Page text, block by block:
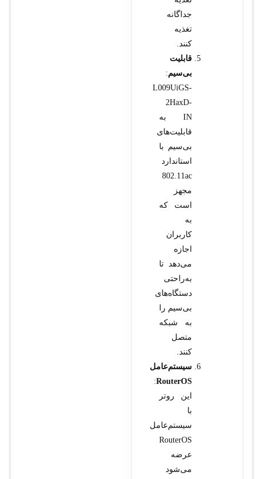
جداگانه
تغذیه
کنند.
قابلیت
بی‌سیم:
L009UiGS-
2HaxD-
IN به
قابلیت‌های
بی‌سیم با
استاندارد
802.11ac
مجهز
است که
به
کاربران
اجازه
می‌دهد تا
به‌راحتی
دستگاه‌های
بی‌سیم را
به شبکه
متصل
کنند.
سیستم‌عامل
RouterOS
:
این روتر
با
سیستم‌عامل
RouterOS
عرضه
می‌شود